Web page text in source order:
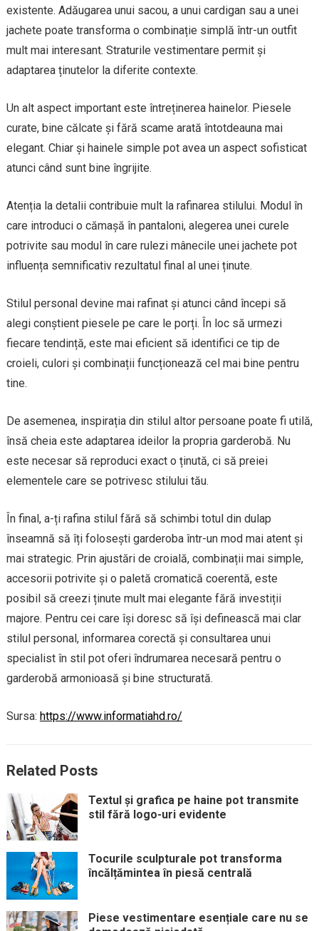
existente. Adăugarea unui sacou, a unui cardigan sau a unei
jachete poate transforma o combinație simplă într-un outfit
mult mai interesant. Straturile vestimentare permit și
adaptarea ținutelor la diferite contexte.
Un alt aspect important este întreținerea hainelor. Piesele
curate, bine călcate și fără scame arată întotdeauna mai
elegant. Chiar și hainele simple pot avea un aspect sofisticat
atunci când sunt bine îngrijite.
Atenția la detalii contribuie mult la rafinarea stilului. Modul în
care introduci o cămașă în pantaloni, alegerea unei curele
potrivite sau modul în care rulezi mânecile unei jachete pot
influența semnificativ rezultatul final al unei ținute.
Stilul personal devine mai rafinat și atunci când începi să
alegi conștient piesele pe care le porți. În loc să urmezi
fiecare tendință, este mai eficient să identifici ce tip de
croieli, culori și combinații funcționează cel mai bine pentru
tine.
De asemenea, inspirația din stilul altor persoane poate fi utilă,
însă cheia este adaptarea ideilor la propria garderobă. Nu
este necesar să reproduci exact o ținută, ci să preiei
elementele care se potrivesc stilului tău.
În final, a-ți rafina stilul fără să schimbi totul din dulap
înseamnă să îți folosești garderoba într-un mod mai atent și
mai strategic. Prin ajustări de croială, combinații mai simple,
accesorii potrivite și o paletă cromatică coerentă, este
posibil să creezi ținute mult mai elegante fără investiții
majore. Pentru cei care își doresc să își definească mai clar
stilul personal, informarea corectă și consultarea unui
specialist în stil pot oferi îndrumarea necesară pentru o
garderobă armonioasă și bine structurată.
Sursa: https://www.informatiahd.ro/
Related Posts
Textul și grafica pe haine pot transmite
stil fără logo-uri evidente
Tocurile sculpturale pot transforma
încălțămintea în piesă centrală
Piese vestimentare esențiale care nu se